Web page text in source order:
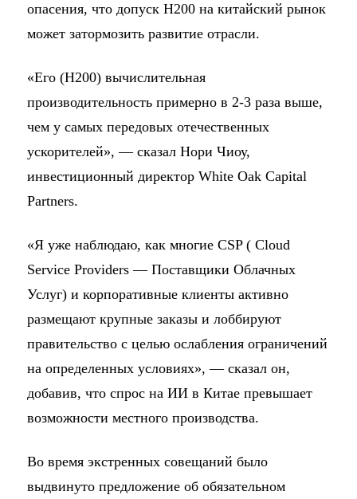
опасения, что допуск H200 на китайский рынок
может затормозить развитие отрасли.
«Его (H200) вычислительная
производительность примерно в 2-3 раза выше,
чем у самых передовых отечественных
ускорителей», — сказал Нори Чиоу,
инвестиционный директор White Oak Capital
Partners.
«Я уже наблюдаю, как многие CSP ( Cloud
Service Providers — Поставщики Облачных
Услуг) и корпоративные клиенты активно
размещают крупные заказы и лоббируют
правительство с целью ослабления ограничений
на определенных условиях», — сказал он,
добавив, что спрос на ИИ в Китае превышает
возможности местного производства.
Во время экстренных совещаний было
выдвинуто предложение об обязательном